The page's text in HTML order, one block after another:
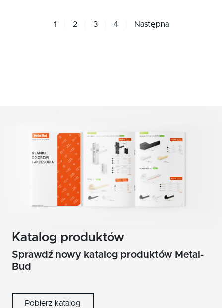
1 2 3 4 Następna
Katalog produktów
Sprawdź nowy katalog produktów Metal-
Bud
Pobierz katalog